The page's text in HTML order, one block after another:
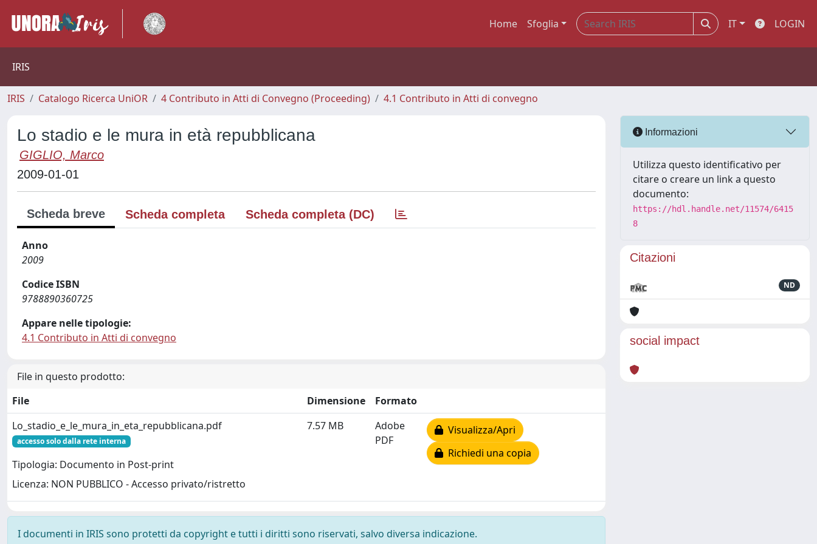
Home Sfoglia IT LOGIN
IRIS
IRIS Catalogo Ricerca UniOR 4 Contributo in Atti di Convegno (Proceeding) 4.1 Contributo in Atti di convegno
Lo stadio e le mura in età repubblicana
GIGLIO, Marco
2009-01-01
Scheda breve Scheda completa Scheda completa (DC)
Anno
2009
Codice ISBN
9788890360725
Appare nelle tipologie:
4.1 Contributo in Atti di convegno
File in questo prodotto:
File
Dimensione
Formato
Lo_stadio_e_le_mura_in_eta_repubblicana.pdf
accesso solo dalla rete interna
Tipologia: Documento in Post-print
Licenza: NON PUBBLICO - Accesso privato/ristretto
7.57 MB
Adobe
PDF
Visualizza/Apri
Richiedi una copia
I documenti in IRIS sono protetti da copyright e tutti i diritti sono riservati, salvo diversa indicazione.
Informazioni
Utilizza questo identificativo per
citare o creare un link a questo
documento:
https://hdl.handle.net/11574/6415
8
Citazioni
ND
social impact